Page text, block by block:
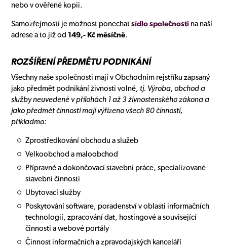
nebo v ověřené kopii.
Samozřejmostí je možnost ponechatsídlo společnosti na naší
adrese a to již od 149,- Kč měsíčně.
ROZŠÍŘENÍ PŘEDMĚTU PODNIKÁNÍ
Všechny naše společnosti mají v Obchodním rejstříku zapsaný
jako předmět podnikání živnosti volné, tj. Výroba, obchod a
služby neuvedené v přílohách 1 až 3 živnostenského zákona a
jako předmět činnosti mají výřízeno všech 80 činností,
příkladmo:
Zprostředkování obchodu a služeb
Velkoobchod a maloobchod
Přípravné a dokončovací stavební práce, specializované
stavební činnosti
Ubytovací služby
Poskytování software, poradenství v oblasti informačních
technologií, zpracování dat, hostingové a související
činnosti a webové portály
Činnost informačních a zpravodajských kanceláří